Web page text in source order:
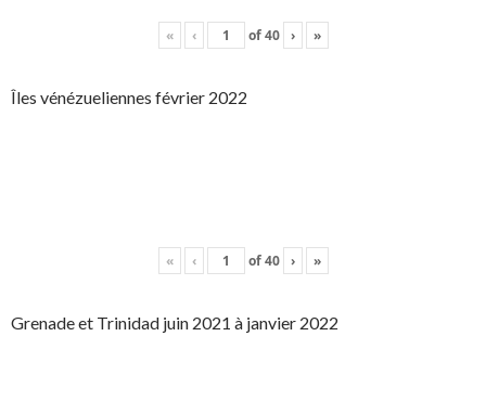
« ‹ of40 › »
Îles vénézueliennes février 2022
« ‹ of40 › »
Grenade et Trinidad juin 2021 à janvier 2022